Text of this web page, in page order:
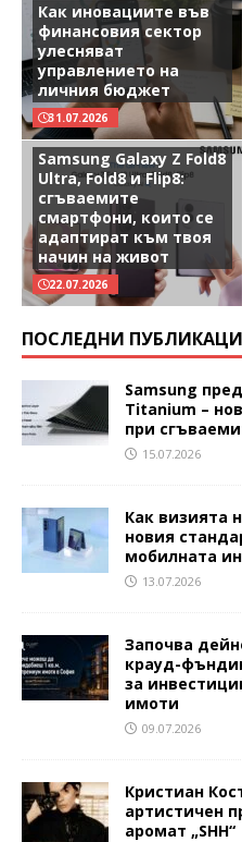
Как иновациите във
финансовия сектор
улесняват
управлението на
личния бюджет
31.07.2026
Samsung Galaxy Z Fold8
Ultra, Fold8 и Flip8:
сгъваемите
смартфони, които се
адаптират към твоя
начин на живот
22.07.2026
ПОСЛЕДНИ
Samsung
Titanium –
при
15.07.2026
Как визията
новия
мобилната
13.07.2026
Започва
крауд-
за
имоти
09.07.2026
Кристиан
артистичен
аромат „SHH“